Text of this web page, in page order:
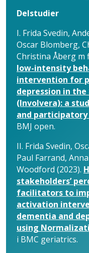
Delstudier
I. Frida Svedin,
Oscar Blomberg,
Christina Åberg m
low-intensity
intervention for
depression in
(Involvera): a
and
BMJ open.
II. Frida Svedin,
Paul Farrand,
Woodford (2023).
stakeholders’
facilitators to
activation
dementia and
using
i BMC geriatrics.